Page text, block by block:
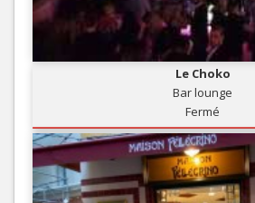
Le Choko
Bar lounge
Fermé